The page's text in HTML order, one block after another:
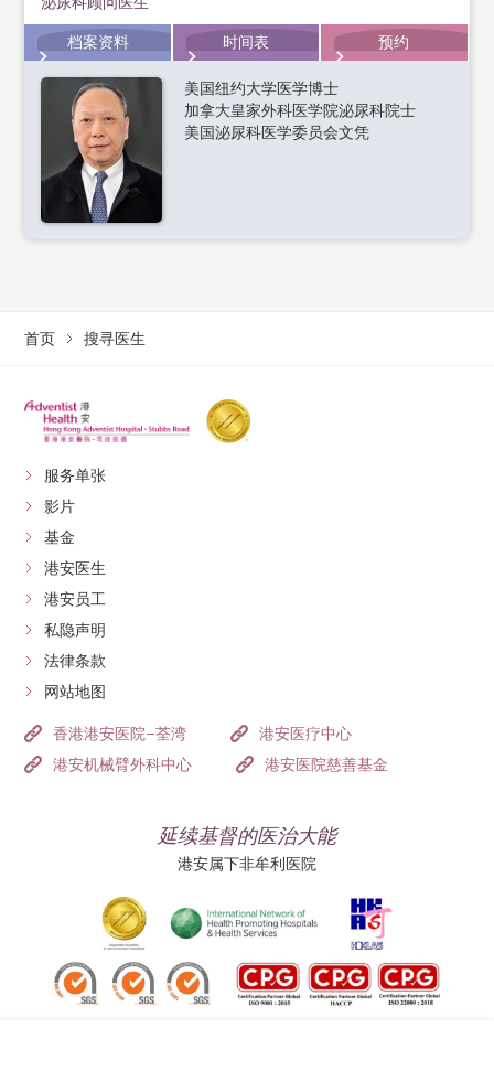
档案资料 时间表 预约
美国纽约大学医学博士
加拿大皇家外科医学院泌尿科院士
美国泌尿科医学委员会文凭
首页 搜寻医生
服务单张
影片
基金
港安医生
港安员工
私隐声明
法律条款
网站地图
香港港安医院–荃湾
港安医疗中心
港安机械臂外科中心
港安医院慈善基金
延续基督的医治大能
港安属下非牟利医院